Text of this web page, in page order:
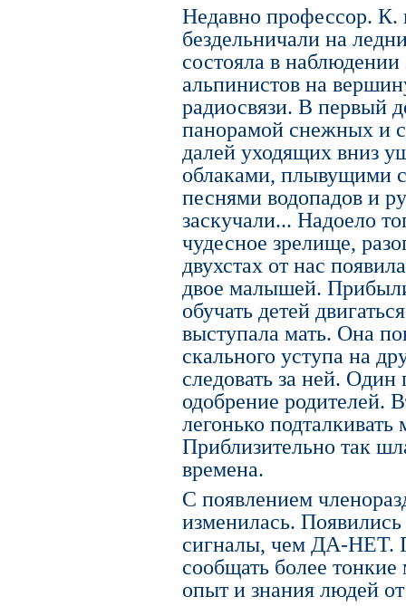
Недавно профессор. К.
бездельничали на
состояла в
альпинистов на
радиосвязи. В первый
панорамой снежных и
далей уходящих вниз
облаками, плывущими
песнями водопадов и
заскучали... Надоело
чудесное зрелище,
двухстах от нас
двое малышей.
обучать детей
выступала мать. Она
скального уступа на
следовать за ней.
одобрение родителей.
легонько
Приблизительно так
времена.
С появлением
изменилась.
сигналы, чем ДА-НЕТ.
сообщать более
опыт и знания людей